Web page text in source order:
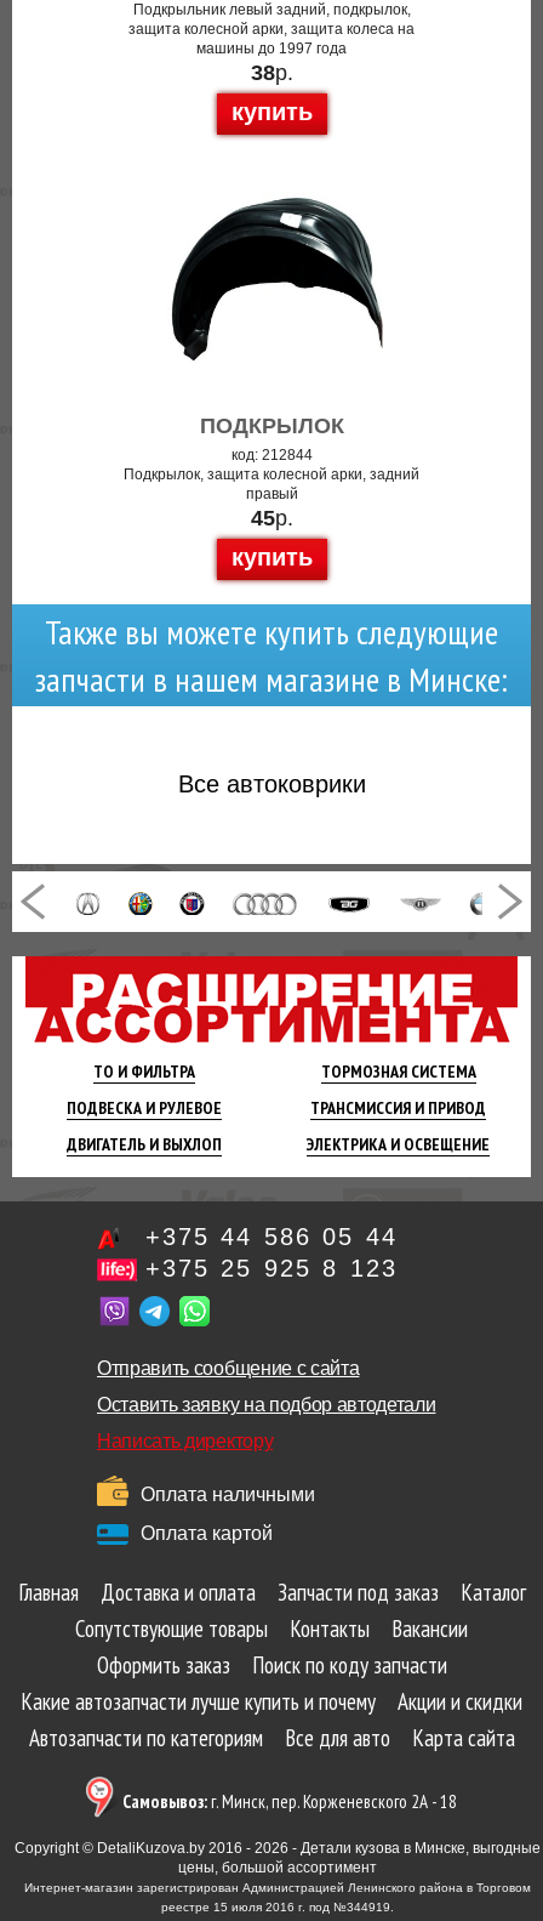
ТО И ФИЛЬТРА ТОРМОЗНАЯСИСТЕМА
ПОДВЕСКА И РУЛЕВОЕ ТРАНСМИССИЯ И ПРИВОД
ДВИГАТЕЛЬ И ВЫХЛОП ЭЛЕКТРИКА И ОСВЕЩЕНИЕ
Подкрыльник левый задний, подкрылок,
защита колесной арки, защита колеса на
машины до 1997 года
38р.
купить
ПОДКРЫЛОК
код: 212844
Подкрылок, защита колесной арки, задний
правый
45р.
купить
Также вы можете купить следующие
запчасти в нашем магазине в Минске:
Все автоковрики
+375 44 586 05 44
+375 25 925 8 123
Отправить сообщение с сайта
Оставить заявку на подбор автодетали
Написать директору
Оплата наличными
Оплата картой
Главная Доставка и оплата Запчасти под заказ
Каталог
Сопутствующие товары
Контакты
Вакансии
Оформить заказ
Поиск по коду запчасти
Какие автозапчасти лучше купить и почему
Акции и скидки
Автозапчасти по категориям
Все для авто Карта сайта
Самовывоз:г. Минск, пер. Корженевского 2А - 18
Copyright © DetaliKuzova.by 2016 - 2026 - Детали кузова в Минске, выгодные
цены, большой ассортимент
Интернет-магазин зарегистрирован Администрацией Ленинского района в Торговом
реестре 15 июля 2016 г. под №344919.